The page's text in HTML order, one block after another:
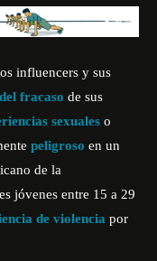
influencers y sus
fracaso de sus
sexuales o
peligroso en un
de la
jóvenes entre 15 a 29
de violencia por